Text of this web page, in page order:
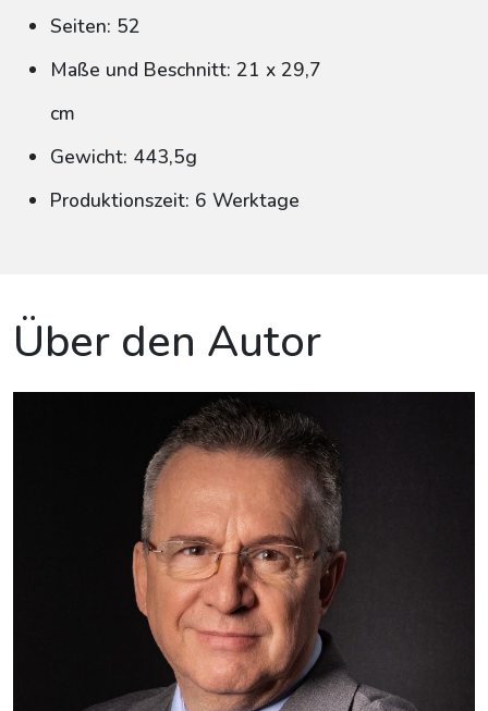
Seiten: 52
Maße und Beschnitt: 21 x 29,7
cm
Gewicht: 443,5g
Produktionszeit: 6 Werktage
Über den Autor